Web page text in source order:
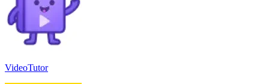
VideoTutor